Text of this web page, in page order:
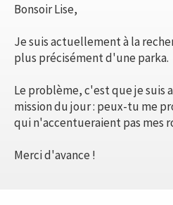
Bonsoir Lise,
Je suis actuellement à la
plus précisément d'une parka.
Le problème, c'est que je suis
mission du jour : peux-tu me
qui n'accentueraient pas mes
Merci d'avance !